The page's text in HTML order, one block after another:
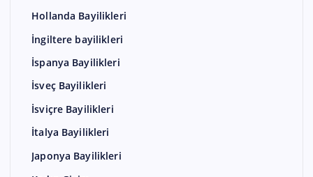
Hollanda Bayilikleri
İngiltere bayilikleri
İspanya Bayilikleri
İsveç Bayilikleri
İsviçre Bayilikleri
İtalya Bayilikleri
Japonya Bayilikleri